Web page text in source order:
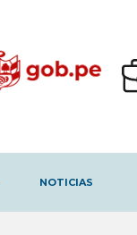
NOTICIAS